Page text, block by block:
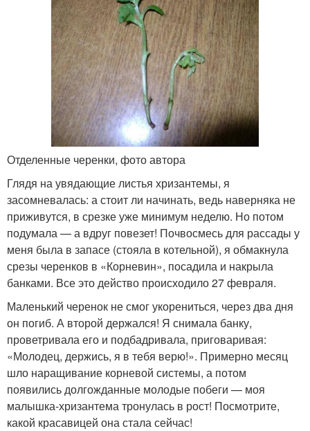
Отделенные черенки, фото автора
Глядя на увядающие листья хризантемы, я
засомневалась: а стоит ли начинать, ведь наверняка не
приживутся, в срезке уже минимум неделю. Но потом
подумала — а вдруг повезет! Почвосмесь для рассады у
меня была в запасе (стояла в котельной), я обмакнула
срезы черенков в «Корневин», посадила и накрыла
банками. Все это действо происходило 27 февраля.
Маленький черенок не смог укорениться, через два дня
он погиб. А второй держался! Я снимала банку,
проветривала его и подбадривала, приговаривая:
«Молодец, держись, я в тебя верю!». Примерно месяц
шло наращивание корневой системы, а потом
появились долгожданные молодые побеги — моя
малышка-хризантема тронулась в рост! Посмотрите,
какой красавицей она стала сейчас!